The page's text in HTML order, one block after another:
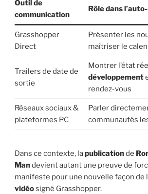
Outil de
communication
Rôle dans
Grasshopper
Direct
Présenter les
maîtriser le
Trailers de date de
sortie
Montrer l’état
développement
rendez-vous
Réseaux sociaux &
plateformes PC
Parler
communautés
Dans ce contexte, lapublicationde
Mandevient autant une preuve de
manifeste pour une nouvelle façon de
vidéosigné Grasshopper.